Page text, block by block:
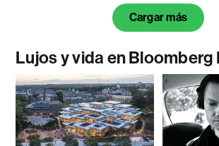
Cargar más
Lujos y vida en Bloomberg